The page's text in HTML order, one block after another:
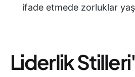
ifade etmede zorluklar
Liderlik